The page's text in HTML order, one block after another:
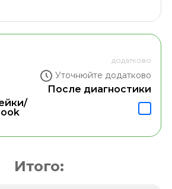
додатково
Уточнюйте додатково
После диагностики
Итого: